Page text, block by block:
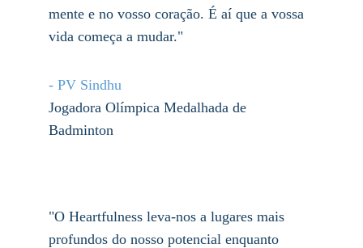
mente e no vosso coração. É aí que a vossa
vida começa a mudar."
- PV Sindhu
Jogadora Olímpica Medalhada de
Badminton
"O Heartfulness leva-nos a lugares mais
profundos do nosso potencial enquanto